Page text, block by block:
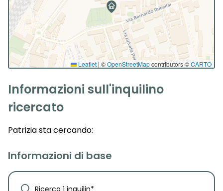
Leaflet | ©OpenStreetMapcontributors ©CARTO
Informazioni sull'inquilino
ricercato
Patriziasta cercando:
Informazioni di base
Ricerca 1 inquilin*